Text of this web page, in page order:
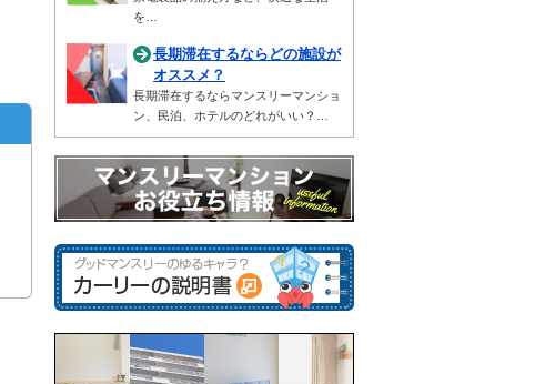
を…
長期滞在するならどの施設が
オススメ？
長期滞在するならマンスリーマンショ
ン、民泊、ホテルのどれがいい？…